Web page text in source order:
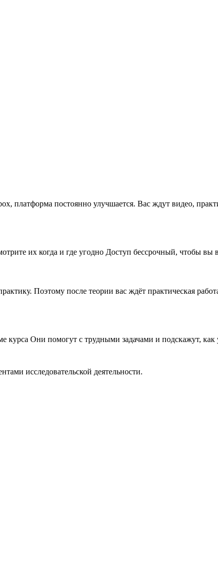
платформа постоянно улучшается. Вас ждут видео,
их когда и где угодно Доступ бессрочный, чтобы вы
Поэтому после теории вас ждёт практическая
курса Они помогут с трудными задачами и подскажут,
исследовательской деятельности.